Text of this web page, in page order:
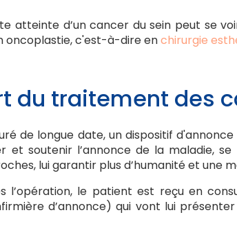
atteinte d’un cancer du sein peut se
oncoplastie, c'est-à-dire enchirurgie
du traitement des
de longue date, un dispositif
et soutenir l’annonce de la maladie,
lui garantir plus d’humanité et une
l’opération, le patient est reçu en
d’annonce) qui vont lui